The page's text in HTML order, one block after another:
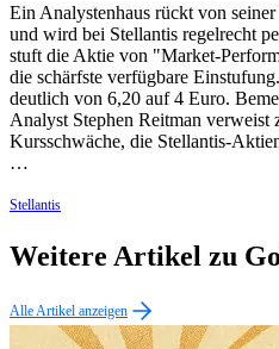
Ein Analystenhaus rückt von
und wird bei Stellantis regelrecht
stuft die Aktie von "Market-
die schärfste verfügbare
deutlich von 6,20 auf 4 Euro.
Analyst Stephen Reitman verweist
Kursschwäche, die Stellantis-
…
Stellantis
Weitere Artikel zu
Alle Artikel anzeigen